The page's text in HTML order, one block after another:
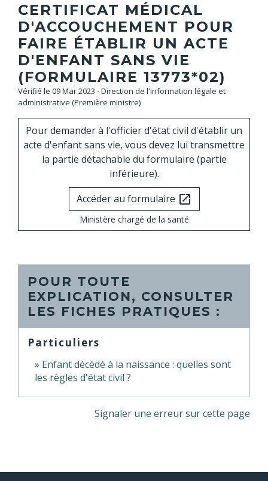
CERTIFICAT MÉDICAL
D'ACCOUCHEMENT POUR
FAIRE ÉTABLIR UN ACTE
D'ENFANT SANS VIE
(FORMULAIRE 13773*02)
Vérifié le 09 Mar 2023 - Direction de l'information légale et
administrative (Première ministre)
Pour demander à l'officier d'état civil d'établir un
acte d'enfant sans vie, vous devez lui transmettre
la partie détachable du formulaire (partie
inférieure).
Accéder au formulaire open_in_new
Ministère chargé de la santé
POUR TOUTE
EXPLICATION, CONSULTER
LES FICHES PRATIQUES :
Particuliers
Enfant décédé à la naissance : quelles sont
les règles d'état civil ?
Signaler une erreur sur cette page